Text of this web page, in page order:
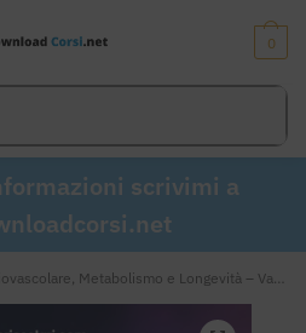
0
scrivimi a
Metabolismo e Longevità – Valerio Solari